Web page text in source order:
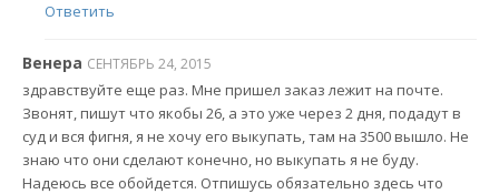
Ответить
Венера СЕНТЯБРЬ 24, 2015
здравствуйте еще раз. Мне пришел заказ лежит на почте.
Звонят, пишут что якобы 26, а это уже через 2 дня, подадут в
суд и вся фигня, я не хочу его выкупать, там на 3500 вышло. Не
знаю что они сделают конечно, но выкупать я не буду.
Надеюсь все обойдется. Отпишусь обязательно здесь что